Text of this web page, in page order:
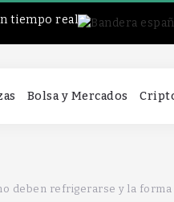
tiempo real
Bolsa y Mercados
deben refrigerarse y la